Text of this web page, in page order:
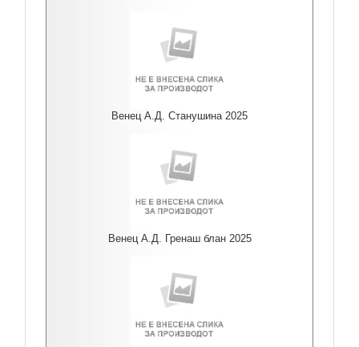
Венец А.Д. Станушина 2025
Венец А.Д. Гренаш блан 2025